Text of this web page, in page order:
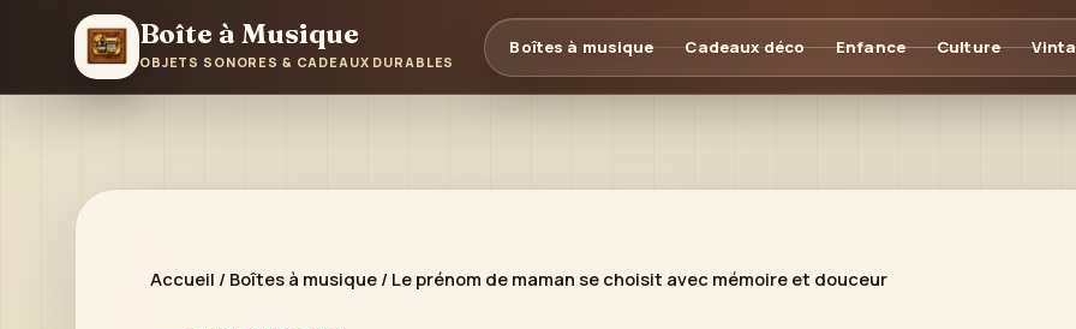
Boîte à Musique
OBJETS SONORES & CADEAUX DURABLES
Boîtes à musique Cadeaux déco Enfance Culture
Accueil / Boîtes à musique / Le prénom de maman se choisit avec mémoire et douceur